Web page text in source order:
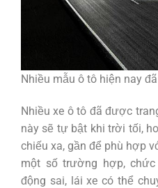
Nhiều mẫu ô tô hiện nay
Nhiều xe ô tô đã được
này sẽ tự bật khi trời tối,
chiếu xa, gần để phù hợp
một số trường hợp,
động sai, lái xe có thể